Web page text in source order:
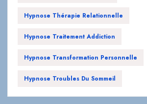
Hypnose Thérapie Relationnelle
Hypnose Traitement Addiction
Hypnose Transformation Personnelle
Hypnose Troubles Du Sommeil